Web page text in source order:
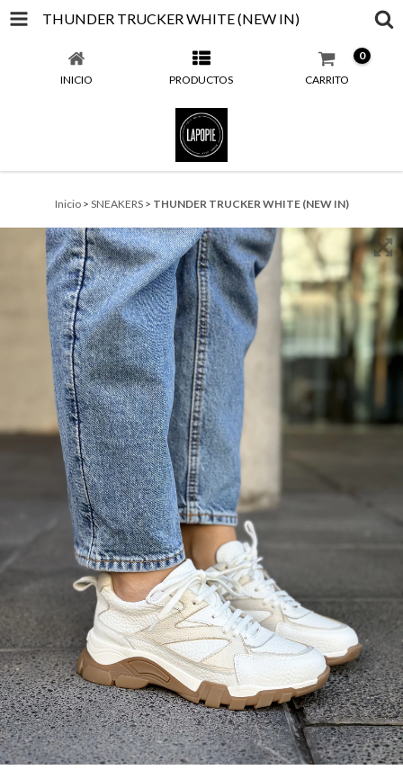
THUNDER TRUCKER WHITE (NEW IN)
INICIO PRODUCTOS CARRITO
0
Inicio > SNEAKERS > THUNDER TRUCKER WHITE (NEW IN)